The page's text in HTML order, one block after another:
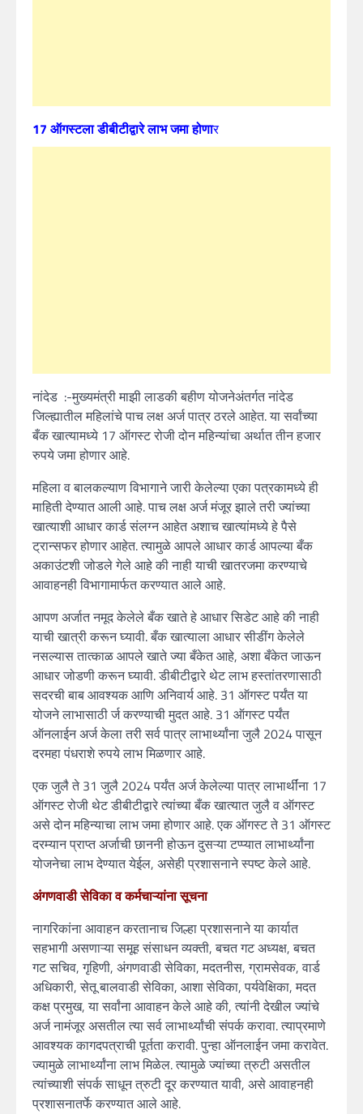
17 ऑगस्टला डीबीटीद्वारे लाभ जमा होणार
नांदेड :-मुख्यमंत्री माझी लाडकी बहीण योजनेअंतर्गत नांदेड
जिल्ह्यातील महिलांचे पाच लक्ष अर्ज पात्र ठरले आहेत. या सर्वांच्या
बँक खात्यामध्ये 17 ऑगस्ट रोजी दोन महिन्यांचा अर्थात तीन हजार
रुपये जमा होणार आहे.
महिला व बालकल्याण विभागाने जारी केलेल्या एका पत्रकामध्ये ही
माहिती देण्यात आली आहे. पाच लक्ष अर्ज मंजूर झाले तरी ज्यांच्या
खात्याशी आधार कार्ड संलग्न आहेत अशाच खात्यांमध्ये हे पैसे
ट्रान्सफर होणार आहेत. त्यामुळे आपले आधार कार्ड आपल्या बँक
अकाउंटशी जोडले गेले आहे की नाही याची खातरजमा करण्याचे
आवाहनही विभागामार्फत करण्यात आले आहे.
आपण अर्जात नमूद केलेले बँक खाते हे आधार सिडेट आहे की नाही
याची खात्री करून घ्यावी. बँक खात्याला आधार सीडींग केलेले
नसल्यास तात्काळ आपले खाते ज्या बँकेत आहे, अशा बँकेत जाऊन
आधार जोडणी करून घ्यावी. डीबीटीद्वारे थेट लाभ हस्तांतरणासाठी
सदरची बाब आवश्यक आणि अनिवार्य आहे. 31 ऑगस्ट पर्यंत या
योजने लाभासाठी र्ज करण्याची मुदत आहे. 31 ऑगस्ट पर्यंत
ऑनलाईन अर्ज केला तरी सर्व पात्र लाभार्थ्यांना जुलै 2024 पासून
दरमहा पंधराशे रुपये लाभ मिळणार आहे.
एक जुलै ते 31 जुलै 2024 पर्यंत अर्ज केलेल्या पात्र लाभार्थींना 17
ऑगस्ट रोजी थेट डीबीटीद्वारे त्यांच्या बँक खात्यात जुलै व ऑगस्ट
असे दोन महिन्याचा लाभ जमा होणार आहे. एक ऑगस्ट ते 31 ऑगस्ट
दरम्यान प्राप्त अर्जाची छाननी होऊन दुसऱ्या टप्प्यात लाभार्थ्यांना
योजनेचा लाभ देण्यात येईल, असेही प्रशासनाने स्पष्ट केले आहे.
अंगणवाडी सेविका व कर्मचाऱ्यांना सूचना
नागरिकांना आवाहन करतानाच जिल्हा प्रशासनाने या कार्यात
सहभागी असणाऱ्या समूह संसाधन व्यक्ती, बचत गट अध्यक्ष, बचत
गट सचिव, गृहिणी, अंगणवाडी सेविका, मदतनीस, ग्रामसेवक, वार्ड
अधिकारी, सेतू बालवाडी सेविका, आशा सेविका, पर्यवेक्षिका, मदत
कक्ष प्रमुख, या सर्वांना आवाहन केले आहे की, त्यांनी देखील ज्यांचे
अर्ज नामंजूर असतील त्या सर्व लाभार्थ्यांची संपर्क करावा. त्याप्रमाणे
आवश्यक कागदपत्राची पूर्तता करावी. पुन्हा ऑनलाईन जमा करावेत.
ज्यामुळे लाभार्थ्यांना लाभ मिळेल. त्यामुळे ज्यांच्या त्रुटी असतील
त्यांच्याशी संपर्क साधून त्रुटी दूर करण्यात यावी, असे आवाहनही
प्रशासनातर्फे करण्यात आले आहे.